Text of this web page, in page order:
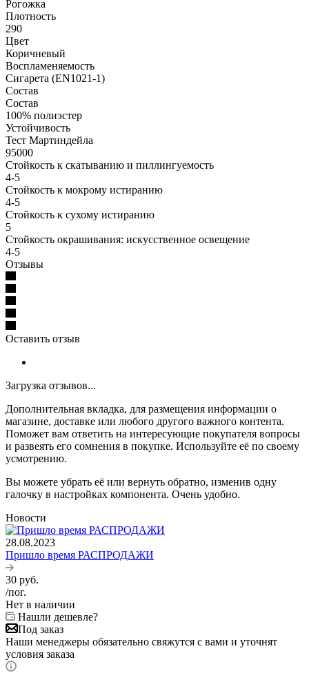
Рогожка
Плотность
290
Цвет
Коричневый
Воспламеняемость
Сигарета (EN1021-1)
Состав
Состав
100% полиэстер
Устойчивость
Тест Мартиндейла
95000
Стойкость к скатыванию и пиллингуемость
4-5
Стойкость к мокрому истиранию
4-5
Стойкость к сухому истиранию
5
Стойкость окрашивания: искусственное освещение
4-5
Отзывы
Оставить отзыв
Загрузка отзывов...
Дополнительная вкладка, для размещения информации о
магазине, доставке или любого другого важного контента.
Поможет вам ответить на интересующие покупателя вопросы
и развеять его сомнения в покупке. Используйте её по своему
усмотрению.
Вы можете убрать её или вернуть обратно, изменив одну
галочку в настройках компонента. Очень удобно.
Новости
28.08.2023
Пришло время РАСПРОДАЖИ
30 руб.
/пог.
Нет в наличии
Нашли дешевле?
Под заказ
Наши менеджеры обязательно свяжутся с вами и уточнят
условия заказа